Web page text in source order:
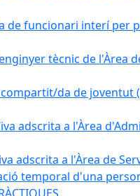
de funcionari interí
tècnic de
da de joventut
adscrita a l'Àrea
adscrita a l'Àrea de
temporal d'una